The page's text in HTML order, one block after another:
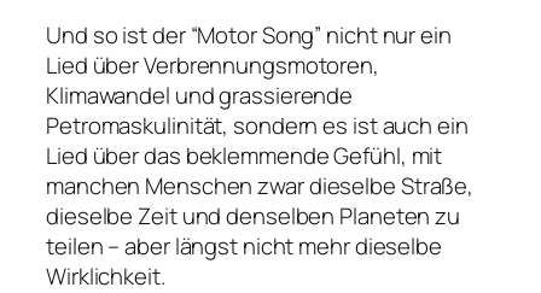
Und so ist der “Motor Song” nicht nur ein
Lied über Verbrennungsmotoren,
Klimawandel und grassierende
Petromaskulinität, sondern es ist auch ein
Lied über das beklemmende Gefühl, mit
manchen Menschen zwar dieselbe Straße,
dieselbe Zeit und denselben Planeten zu
teilen – aber längst nicht mehr dieselbe
Wirklichkeit.